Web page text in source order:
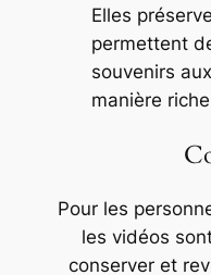
Elles
permettent
souvenirs
manière
Pour les
les vidéos
conserver et